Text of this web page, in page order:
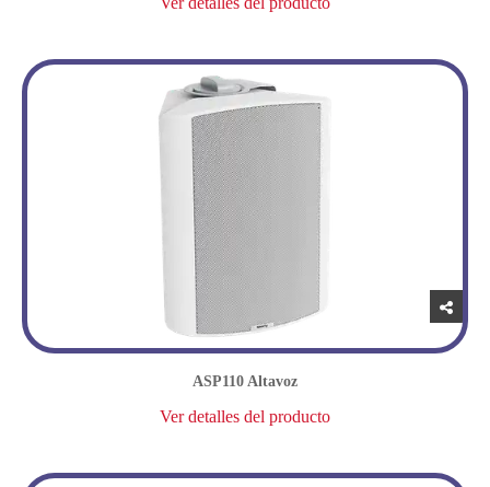
ASP110 Altavoz
Ver detalles del producto